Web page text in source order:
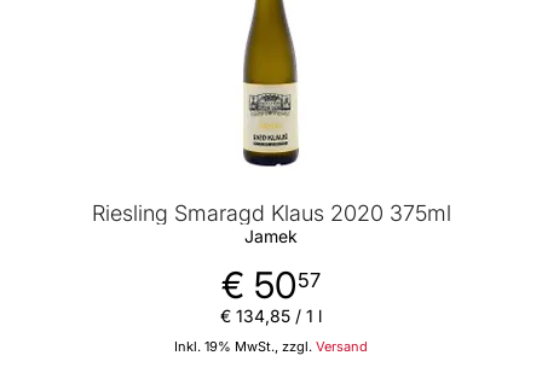
Riesling Smaragd Klaus 2020 375ml
Jamek
€ 5057
Inkl. 19% MwSt., zzgl. Versand
€ 134,85 / 1 l